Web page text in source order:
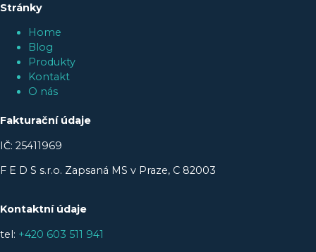
Stránky
Home
Blog
Produkty
Kontakt
O nás
Fakturační údaje
IČ: 25411969
F E D S s.r.o. Zapsaná MS v Praze, C 82003
Kontaktní údaje
tel: +420 603 511 941